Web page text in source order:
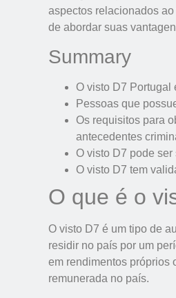
aspectos relacionados
de abordar suas
Summary
O visto D7 Portugal
Pessoas que
Os requisitos para
antecedentes
O visto D7 pode
O visto D7 tem
O que é o
O visto D7 é um tipo de
residir no país por um
em rendimentos próprios
remunerada no país.